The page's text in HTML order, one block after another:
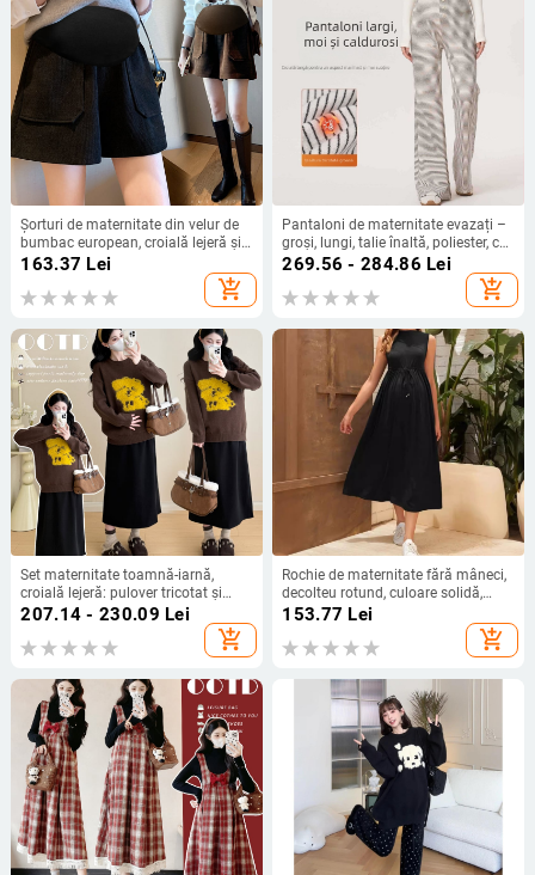
Șorturi de maternitate din velur de
bumbac european, croială lejeră și
largă, lungime 3/4, talie medie cu
163.37 Lei
add_shopping_cart
Pantaloni de maternitate evazați –
groși, lungi, talie înaltă, poliester, cu
dungi
269.56 - 284.86 Lei
add_shopping_cart
Set maternitate toamnă-iarnă,
croială lejeră: pulover tricotat și
fustă midi din lână
207.14 - 230.09 Lei
add_shopping_cart
Rochie de maternitate fără mâneci,
decolteu rotund, culoare solidă,
lungime midi, talie înaltă, material
poliester-elastan cu textură de
bumbac imitator, stil casual
153.77 Lei
add_shopping_cart